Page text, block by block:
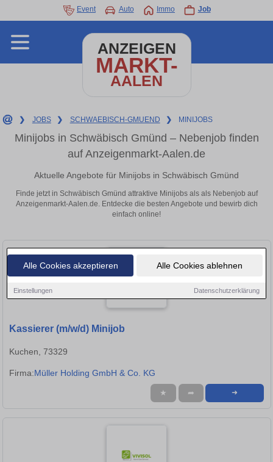
Alle Cookies akzeptieren Alle Cookies ablehnen
Einstellungen Datenschutzerklärung
Event Auto Immo Job
ANZEIGEN
MARKT-
AALEN
❯ JOBS ❯ SCHWAEBISCH-GMUEND ❯ MINIJOBS
Minijobs in Schwäbisch Gmünd – Nebenjob finden
auf Anzeigenmarkt-Aalen.de
Aktuelle Angebote für Minijobs in Schwäbisch Gmünd
Finde jetzt in Schwäbisch Gmünd attraktive Minijobs als als Nebenjob auf
Anzeigenmarkt-Aalen.de. Entdecke die besten Angebote und bewirb dich
einfach online!
Kassierer (m/w/d) Minijob
Kuchen, 73329
Firma:Müller Holding GmbH & Co. KG
★ ➦ ➜